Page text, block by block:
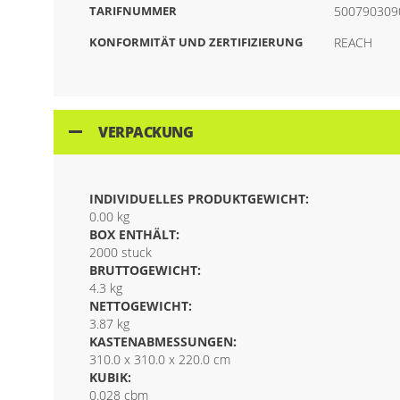
TARIFNUMMER
KONFORMITÄT UND ZERTIFIZIERUNG REACH
VERPACKUNG
INDIVIDUELLES PRODUKTGEWICHT:
0.00 kg
BOX ENTHÄLT:
2000 stuck
BRUTTOGEWICHT:
4.3 kg
NETTOGEWICHT:
3.87 kg
KASTENABMESSUNGEN:
310.0 x 310.0 x 220.0 cm
KUBIK:
0.028 cbm